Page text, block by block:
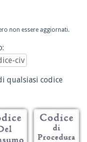
non essere aggiornati.
qualsiasi codice